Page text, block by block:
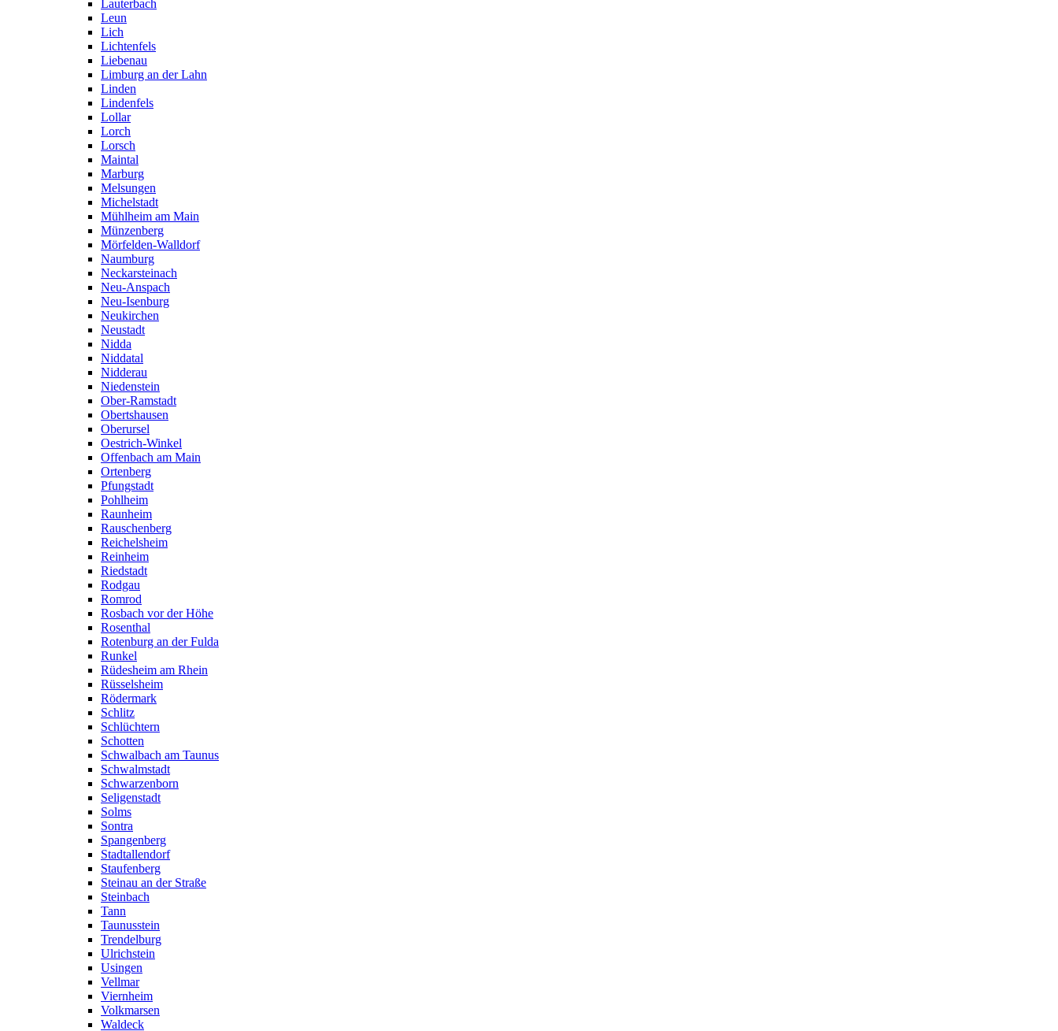
Lauterbach
Leun
Lich
Lichtenfels
Liebenau
Limburg an der Lahn
Linden
Lindenfels
Lollar
Lorch
Lorsch
Maintal
Marburg
Melsungen
Michelstadt
Mühlheim am Main
Münzenberg
Mörfelden-Walldorf
Naumburg
Neckarsteinach
Neu-Anspach
Neu-Isenburg
Neukirchen
Neustadt
Nidda
Niddatal
Nidderau
Niedenstein
Ober-Ramstadt
Obertshausen
Oberursel
Oestrich-Winkel
Offenbach am Main
Ortenberg
Pfungstadt
Pohlheim
Raunheim
Rauschenberg
Reichelsheim
Reinheim
Riedstadt
Rodgau
Romrod
Rosbach vor der Höhe
Rosenthal
Rotenburg an der Fulda
Runkel
Rüdesheim am Rhein
Rüsselsheim
Rödermark
Schlitz
Schlüchtern
Schotten
Schwalbach am Taunus
Schwalmstadt
Schwarzenborn
Seligenstadt
Solms
Sontra
Spangenberg
Stadtallendorf
Staufenberg
Steinau an der Straße
Steinbach
Tann
Taunusstein
Trendelburg
Ulrichstein
Usingen
Vellmar
Viernheim
Volkmarsen
Waldeck